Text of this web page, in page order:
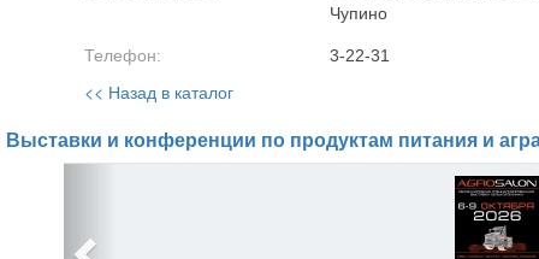
Чупино
Телефон: 3-22-31
<< Назад в каталог
Выставки и конференции по продуктам питания и